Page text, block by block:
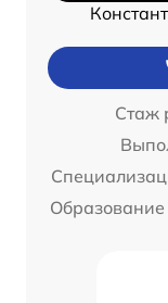
Стаж
Образование